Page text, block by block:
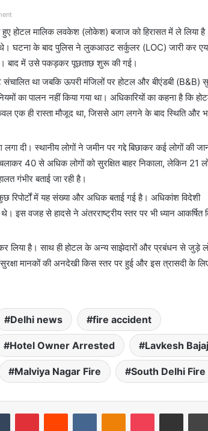
हुए होटल मालिक लवकेश (लोकेश) बजाज को हिरासत में ले लिया
थे। घटना के बाद पुलिस ने लुकआउट सर्कुलर (LOC) जारी कर
बाद में उसे पकड़कर पूछताछ शुरू की गई।
था जबकि ऊपरी मंजिलों पर होटल और बीएंडबी (B&B)
का पालन नहीं किया गया था। अधिकारियों का कहना है कि
एक ही रास्ता मौजूद था, जिससे आग लगने के बाद स्थिति और
दी। स्थानीय लोगों ने जमीन पर गद्दे बिछाकर कई लोगों की
40 से अधिक लोगों को सुरक्षित बाहर निकाला, लेकिन 21
गंभीर बताई जा रही है।
में यह संख्या और अधिक बताई गई है। अधिकांश विदेशी
इस वजह से हादसे ने अंतरराष्ट्रीय स्तर पर भी ध्यान आकर्षित
लिया है। साथ ही होटल के अन्य साझेदारों और प्रबंधन से जुड़े
मानकों की अनदेखी किस स्तर पर हुई और इस त्रासदी के
Delhi news fire accident
Hotel Owner Arrested Lavkesh Bajaj
Malviya Nagar Fire South Delhi Fire